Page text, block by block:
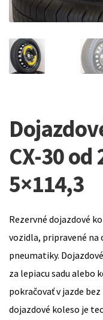
CX-30 od
5×114,3
Rezervné dojazdové
vozidla, pripravené
pneumatiky.
za lepiacu sadu alebo
pokračovať v jazde
dojazdové koleso je